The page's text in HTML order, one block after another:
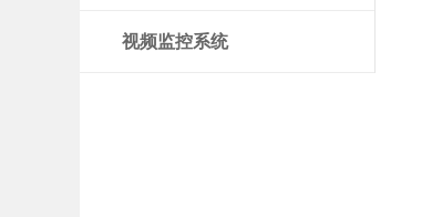
视频监控系统